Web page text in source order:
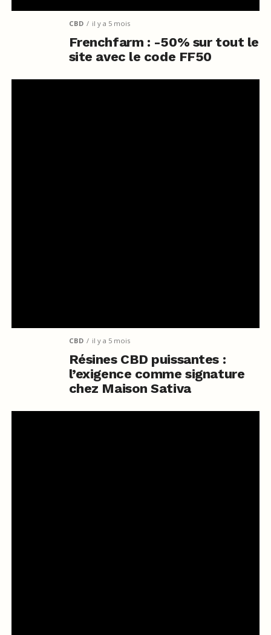
CBD il y a 5 mois
Frenchfarm : -50% sur tout le
site avec le code FF50
CBD il y a 5 mois
Résines CBD puissantes :
l’exigence comme signature
chez Maison Sativa